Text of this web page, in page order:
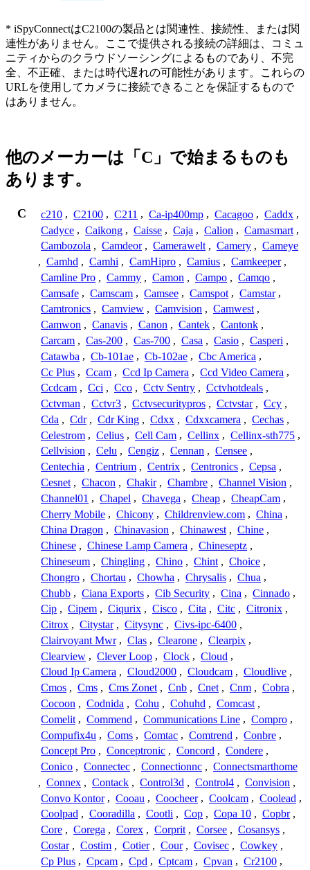
* iSpyConnectはC2100の製品とは関連性、接続性、または関
連性がありません。ここで提供される接続の詳細は、コミュ
ニティからのクラウドソーシングによるものであり、不完
全、不正確、または時代遅れの可能性があります。これらの
URLを使用してカメラに接続できることを保証するもので
はありません。
他のメーカーは「C」で始まるものも
あります。
C c210 , C2100 , C211 , Ca-ip400mp , Cacagoo , Caddx ,
Cadyce , Caikong , Caisse , Caja , Calion , Camasmart ,
Cambozola , Camdeor , Camerawelt , Camery , Cameye
, Camhd , Camhi , CamHipro , Camius , Camkeeper ,
Camline Pro , Cammy , Camon , Campo , Camqo ,
Camsafe , Camscam , Camsee , Camspot , Camstar ,
Camtronics , Camview , Camvision , Camwest ,
Camwon , Canavis , Canon , Cantek , Cantonk ,
Carcam , Cas-200 , Cas-700 , Casa , Casio , Casperi ,
Catawba , Cb-101ae , Cb-102ae , Cbc America ,
Cc Plus , Ccam , Ccd Ip Camera , Ccd Video Camera ,
Ccdcam , Cci , Cco , Cctv Sentry , Cctvhotdeals ,
Cctvman , Cctvr3 , Cctvsecuritypros , Cctvstar , Ccy ,
Cda , Cdr , Cdr King , Cdxx , Cdxxcamera , Cechas ,
Celestrom , Celius , Cell Cam , Cellinx , Cellinx-sth775 ,
Cellvision , Celu , Cengiz , Cennan , Censee ,
Centechia , Centrium , Centrix , Centronics , Cepsa ,
Cesnet , Chacon , Chakir , Chambre , Channel Vision ,
Channel01 , Chapel , Chavega , Cheap , CheapCam ,
Cherry Mobile , Chicony , Childrenview.com , China ,
China Dragon , Chinavasion , Chinawest , Chine ,
Chinese , Chinese Lamp Camera , Chineseptz ,
Chineseum , Chingling , Chino , Chint , Choice ,
Chongro , Chortau , Chowha , Chrysalis , Chua ,
Chubb , Ciana Exports , Cib Security , Cina , Cinnado ,
Cip , Cipem , Ciqurix , Cisco , Cita , Citc , Citronix ,
Citrox , Citystar , Citysync , Civs-ipc-6400 ,
Clairvoyant Mwr , Clas , Clearone , Clearpix ,
Clearview , Clever Loop , Clock , Cloud ,
Cloud Ip Camera , Cloud2000 , Cloudcam , Cloudlive ,
Cmos , Cms , Cms Zonet , Cnb , Cnet , Cnm , Cobra ,
Cocoon , Codnida , Cohu , Cohuhd , Comcast ,
Comelit , Commend , Communications Line , Compro ,
Compufix4u , Coms , Comtac , Comtrend , Conbre ,
Concept Pro , Conceptronic , Concord , Condere ,
Conico , Connectec , Connectionnc , Connectsmarthome
, Connex , Contack , Control3d , Control4 , Convision ,
Convo Kontor , Cooau , Coocheer , Coolcam , Coolead ,
Coolpad , Cooradilla , Cootli , Cop , Copa 10 , Copbr ,
Core , Corega , Corex , Corprit , Corsee , Cosansys ,
Costar , Costim , Cotier , Cour , Covisec , Cowkey ,
Cp Plus , Cpcam , Cpd , Cptcam , Cpvan , Cr2100 ,